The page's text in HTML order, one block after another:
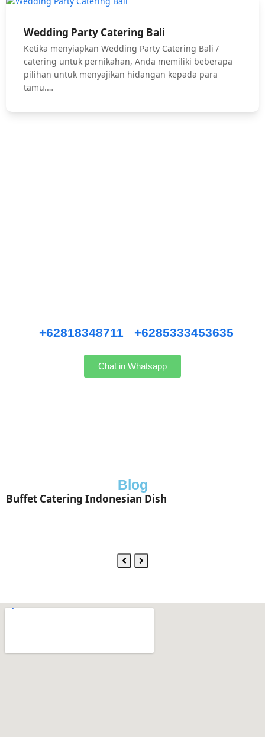
Wedding Party Catering Bali
Ketika menyiapkan Wedding Party Catering Bali /
catering untuk pernikahan, Anda memiliki beberapa
pilihan untuk menyajikan hidangan kepada para
tamu.…
+62818348711 +6285333453635
Chat in Whatsapp
Blog
Buffet Catering Indonesian Dish